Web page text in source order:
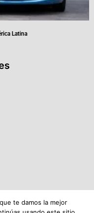
Latina
te damos la mejor